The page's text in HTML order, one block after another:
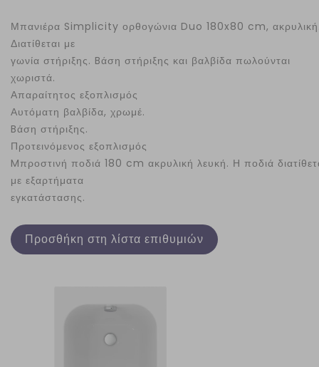
Μπανιέρα Simplicity ορθογώνια Duo 180x80 cm,
Διατίθεται με
γωνία στήριξης. Bάση στήριξης και βαλβίδα πωλούνται
χωριστά.
Απαραίτητος εξοπλισμός
Αυτόματη βαλβίδα, χρωμέ.
Bάση στήριξης.
Προτεινόμενος εξοπλισμός
Mπροστινή ποδιά 180 cm ακρυλική λευκή. Η ποδιά
με εξαρτήματα
εγκατάστασης.
Προσθήκη στη λίστα επιθυμιών